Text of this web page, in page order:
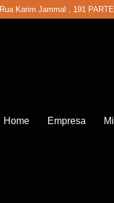
Rua Karim Jammal , 191
Home Empresa